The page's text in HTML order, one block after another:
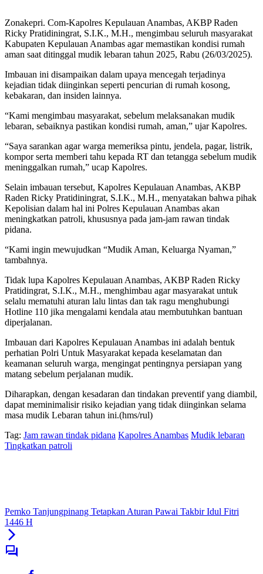
Zonakepri. Com-Kapolres Kepulauan Anambas, AKBP Raden
Ricky Pratidiningrat, S.I.K., M.H., mengimbau seluruh masyarakat
Kabupaten Kepulauan Anambas agar memastikan kondisi rumah
aman saat ditinggal mudik lebaran tahun 2025, Rabu (26/03/2025).
Imbauan ini disampaikan dalam upaya mencegah terjadinya
kejadian tidak diinginkan seperti pencurian di rumah kosong,
kebakaran, dan insiden lainnya.
“Kami mengimbau masyarakat, sebelum melaksanakan mudik
lebaran, sebaiknya pastikan kondisi rumah, aman,” ujar Kapolres.
“Saya sarankan agar warga memeriksa pintu, jendela, pagar, listrik,
kompor serta memberi tahu kepada RT dan tetangga sebelum mudik
meninggalkan rumah,” ucap Kapolres.
Selain imbauan tersebut, Kapolres Kepulauan Anambas, AKBP
Raden Ricky Pratidiningrat, S.I.K., M.H., menyatakan bahwa pihak
Kepolisian dalam hal ini Polres Kepulauan Anambas akan
meningkatkan patroli, khususnya pada jam-jam rawan tindak
pidana.
“Kami ingin mewujudkan “Mudik Aman, Keluarga Nyaman,”
tambahnya.
Tidak lupa Kapolres Kepulauan Anambas, AKBP Raden Ricky
Pratidingrat, S.I.K., M.H., menghimbau agar masyarakat untuk
selalu mematuhi aturan lalu lintas dan tak ragu menghubungi
Hotline 110 jika mengalami kendala atau membutuhkan bantuan
diperjalanan.
Imbauan dari Kapolres Kepulauan Anambas ini adalah bentuk
perhatian Polri Untuk Masyarakat kepada keselamatan dan
keamanan seluruh warga, mengingat pentingnya persiapan yang
matang sebelum perjalanan mudik.
Diharapkan, dengan kesadaran dan tindakan preventif yang diambil,
dapat meminimalisir risiko kejadian yang tidak diinginkan selama
masa mudik Lebaran tahun ini.(hms/rul)
Tag: Jam rawan tindak pidana Kapolres Anambas Mudik lebaran
Tingkatkan patroli
Pemko Tanjungpinang Tetapkan Aturan Pawai Takbir Idul Fitri
1446 H